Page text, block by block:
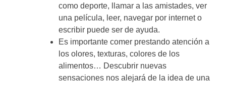
como deporte, llamar a las amistades, ver
una película, leer, navegar por internet o
escribir puede ser de ayuda.
Es importante comer prestando atención a
los olores, texturas, colores de los
alimentos… Descubrir nuevas
sensaciones nos alejará de la idea de una